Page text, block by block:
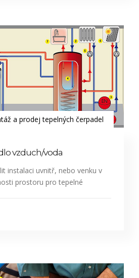
a prodej tepelných čerpadel
vzduch/voda
instalaci uvnitř, nebo venku v
prostoru pro tepelné